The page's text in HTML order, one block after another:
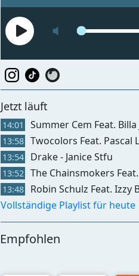
Jetzt läuft
14:01 Summer Cem Feat. Billa Joe - Killy
13:58 Twocolors Feat. Pascal Letoublon -
13:54 Drake - Janice Stfu
13:52 The Chainsmokers Feat. Anna Sofia -
13:48
Robin Schulz Feat. Izzy Bizu -
Vollständige Playlist für heute
Empfohlen